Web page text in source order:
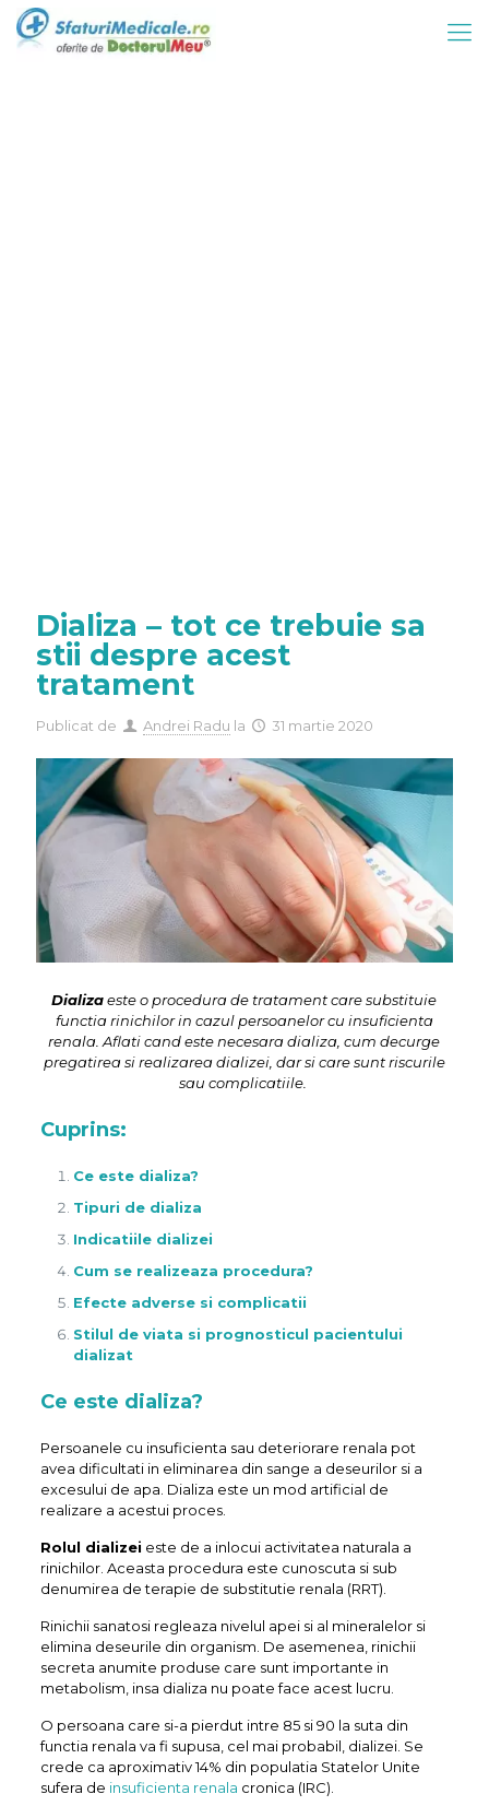
Dializa – tot ce trebuie sa
stii despre acest
tratament
Publicat de Andrei Radu la 31 martie 2020
Dializaeste o procedura de tratament care substituie
functia rinichilor in cazul persoanelor cu insuficienta
renala. Aflati cand este necesara dializa, cum decurge
pregatirea si realizarea dializei, dar si care sunt riscurile
sau complicatiile.
Cuprins:
Ce este dializa?
Tipuri de dializa
Indicatiile dializei
Cum se realizeaza procedura?
Efecte adverse si complicatii
Stilul de viata si prognosticul pacientului
dializat
Ce este dializa?
Persoanele cu insuficienta sau deteriorare renala pot
avea dificultati in eliminarea din sange a deseurilor si a
excesului de apa. Dializa este un mod artificial de
realizare a acestui proces.
Rolul dializei este de a inlocui activitatea naturala a
rinichilor. Aceasta procedura este cunoscuta si sub
denumirea de terapie de substitutie renala (RRT).
Rinichii sanatosi regleaza nivelul apei si al mineralelor si
elimina deseurile din organism. De asemenea, rinichii
secreta anumite produse care sunt importante in
metabolism, insa dializa nu poate face acest lucru.
O persoana care si-a pierdut intre 85 si 90 la suta din
functia renala va fi supusa, cel mai probabil, dializei. Se
crede ca aproximativ 14% din populatia Statelor Unite
sufera de insuficienta renala cronica (IRC).